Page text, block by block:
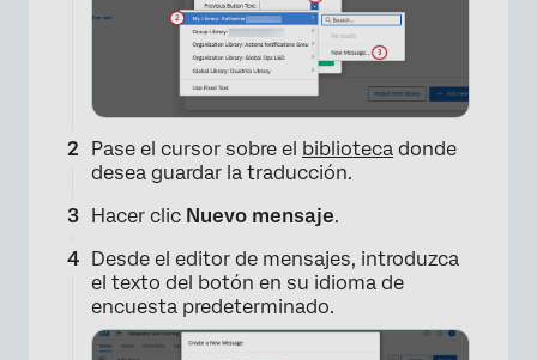
Pase el cursor sobre el biblioteca donde
desea guardar la traducción.
Hacer clic Nuevo mensaje.
Desde el editor de mensajes, introduzca
el texto del botón en su idioma de
encuesta predeterminado.